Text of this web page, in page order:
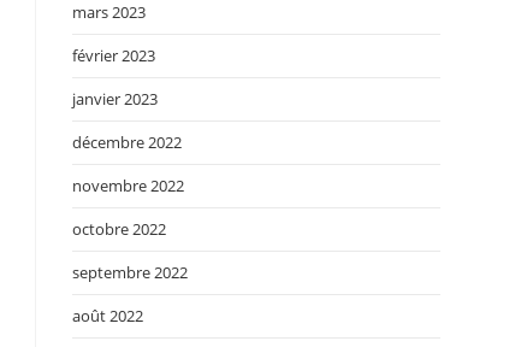
mars 2023
février 2023
janvier 2023
décembre 2022
novembre 2022
octobre 2022
septembre 2022
août 2022